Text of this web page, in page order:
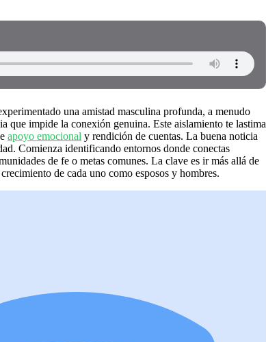
una amistad masculina profunda, a menudo
que impide la conexión genuina. Este aislamiento te lastima
apoyo emocional y rendición de cuentas. La buena noticia
Comienza identificando entornos donde conectas
de fe o metas comunes. La clave es ir más allá de
de cada uno como esposos y hombres.